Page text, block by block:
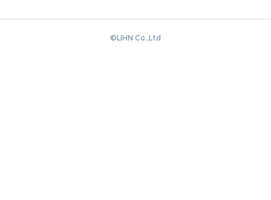
©️LIHN Co.,Ltd